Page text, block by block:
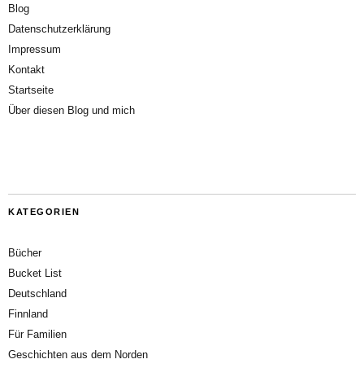
Blog
Datenschutzerklärung
Impressum
Kontakt
Startseite
Über diesen Blog und mich
KATEGORIEN
Bücher
Bucket List
Deutschland
Finnland
Für Familien
Geschichten aus dem Norden